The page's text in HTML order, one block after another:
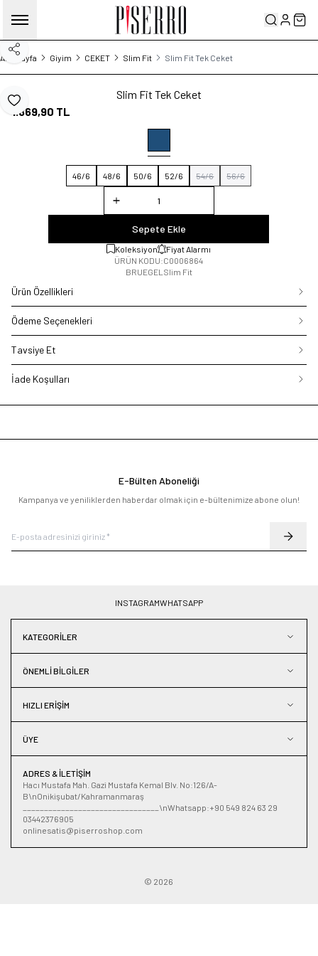
Hesabım
Ana Sayfa Giyim CEKET Slim Fit Slim Fit Tek Ceket
Favoriye Ekle
Paylaş
Slim Fit Tek Ceket
1.869,90 TL
46/6 48/6 50/6 52/6 54/6 56/6
Sepete Ekle
Koleksiyon
Fiyat Alarmı
ÜRÜN KODU:C0006864
BRUEGEL Slim Fit
Ürün Özellikleri
Ödeme Seçenekleri
Tavsiye Et
İade Koşulları
E-Bülten Aboneliği
Kampanya ve yeniliklerden haberdar olmak için e-bültenimize abone olun!
INSTAGRAMWHATSAPP
KATEGORILER
ÖNEMLI BILGILER
HIZLI ERIŞIM
ÜYE
ADRES & İLETIŞIM
Hacı Mustafa Mah. Gazi Mustafa Kemal Blv. No:126/A-
B\nOnikişubat/Kahramanmaraş
________________________________\nWhatsapp:+90 549 824 63 29
03442376905
onlinesatis@piserroshop.com
© 2026